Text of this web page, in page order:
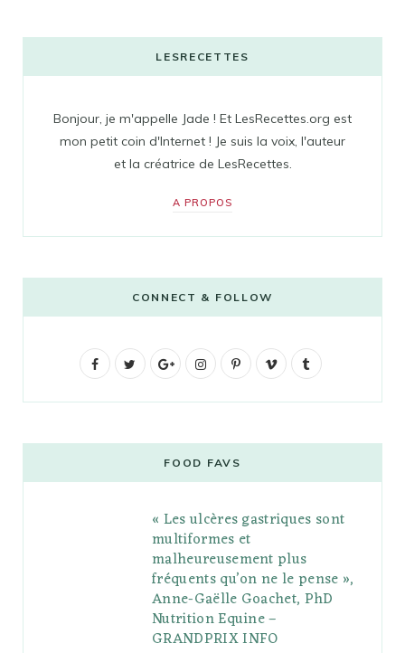
LESRECETTES
Bonjour, je m'appelle Jade ! Et LesRecettes.org est
mon petit coin d'Internet ! Je suis la voix, l'auteur
et la créatrice de LesRecettes.
A PROPOS
CONNECT & FOLLOW
F
b
t
G
g
l
e
P
l
s
I
t
a
g
r
a
m
P
e
r
e
s
V
o
l
r
FOOD FAVS
« Les ulcères gastriques sont
multiformes et
malheureusement plus
fréquents qu’on ne le pense »,
Anne-Gaëlle Goachet, PhD
Nutrition Equine –
GRANDPRIX INFO